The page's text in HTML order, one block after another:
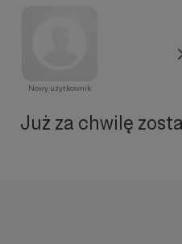
Nowy użytkownik
Już za chwilę